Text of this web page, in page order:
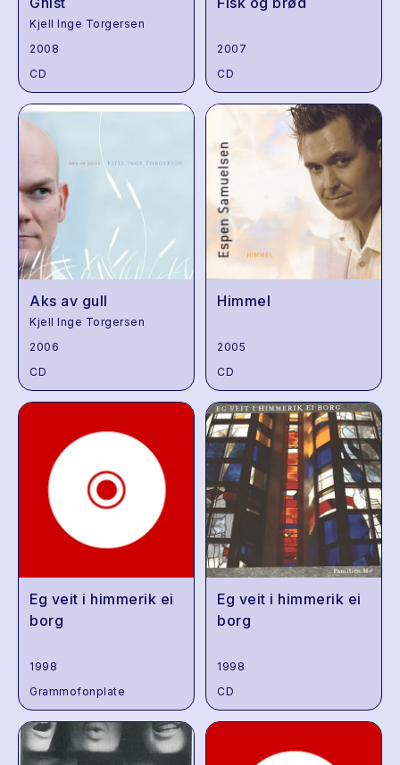
Kjell Inge Torgersen
2008
CD
2007
CD
Aks av gull
Kjell Inge Torgersen
2006
CD
Himmel
2005
CD
Eg veit i himmerik ei
borg
1998
Grammofonplate
Eg veit i himmerik ei
borg
1998
CD